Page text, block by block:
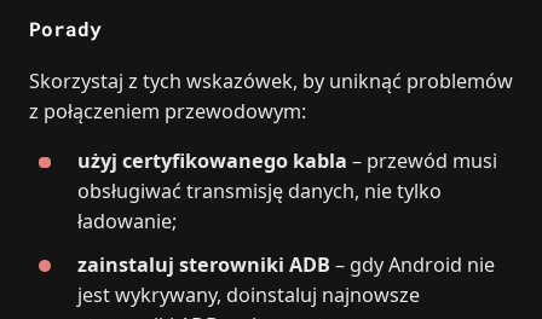
Porady
Skorzystaj z tych wskazówek, by uniknąć problemów
z połączeniem przewodowym:
użyj certyfikowanego kabla – przewód musi
obsługiwać transmisję danych, nie tylko
ładowanie;
zainstaluj sterowniki ADB – gdy Android nie
jest wykrywany, doinstaluj najnowsze